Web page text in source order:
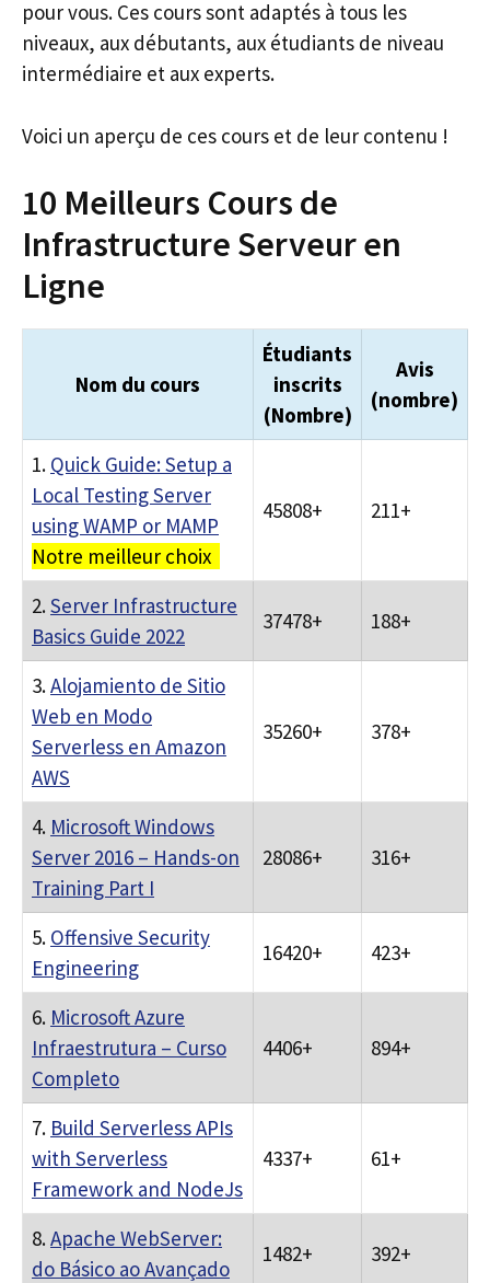
pour vous. Ces cours sont adaptés à tous les
niveaux, aux débutants, aux étudiants de niveau
intermédiaire et aux experts.
Voici un aperçu de ces cours et de leur contenu !
10 Meilleurs Cours de
Infrastructure Serveur en
Ligne
Nom du cours
Étudiants
inscrits
(Nombre)
Avis
(nombre)
1. Quick Guide: Setup a
Local Testing Server
using WAMP or MAMP
Notre meilleur choix
45808+ 211+
2.Server Infrastructure
Basics Guide 2022
37478+ 188+
3.Alojamiento de Sitio
Web en Modo
Serverless en Amazon
AWS
35260+ 378+
4. Microsoft Windows
Server 2016 – Hands-on
Training Part I
28086+ 316+
5. Offensive Security
Engineering
16420+ 423+
6. Microsoft Azure
Infraestrutura – Curso
Completo
4406+ 894+
7. Build Serverless APIs
with Serverless
Framework and NodeJs
4337+ 61+
8.Apache WebServer:
do Básico ao Avançado
1482+ 392+